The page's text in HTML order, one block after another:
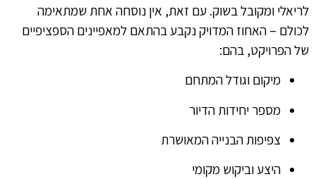
לריאלי ומקובל בשוק. עם זאת, אין נוסחה אחת שמתאימה
לכולם – האחוז המדויק נקבע בהתאם למאפיינים הספציפיים
של הפרויקט, בהם:
מיקום וגודל המתחם
מספר יחידות הדיור
צפיפות הבנייה המאושרת
היצע וביקוש מקומי